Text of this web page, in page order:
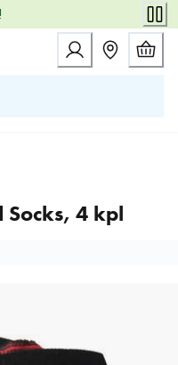
4 kpl
Socks, 4 kpl